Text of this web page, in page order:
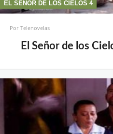
EL SEÑOR DE LOS CIELOS 4
PorTelenovelas
El Señor de los